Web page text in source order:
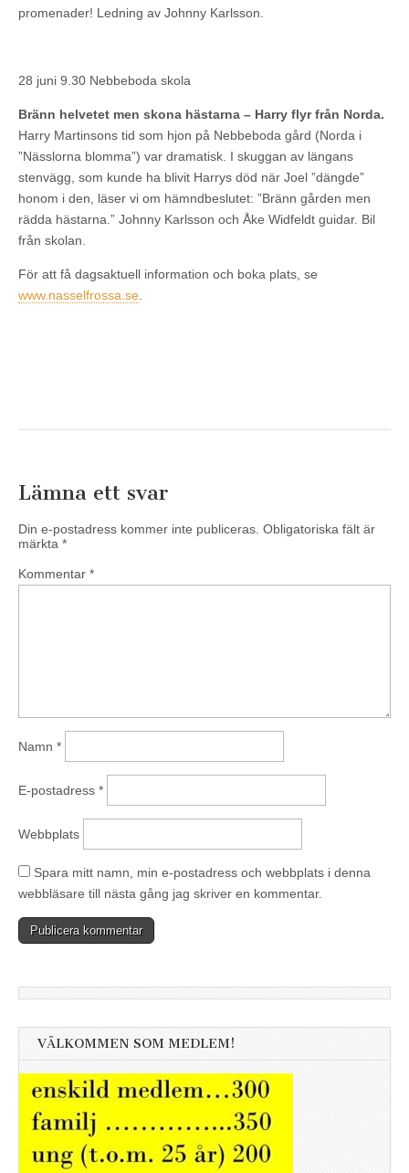
promenader! Ledning av Johnny Karlsson.
28 juni 9.30 Nebbeboda skola
Bränn helvetet men skona hästarna – Harry flyr från Norda.
Harry Martinsons tid som hjon på Nebbeboda gård (Norda i
”Nässlorna blomma”) var dramatisk. I skuggan av längans
stenvägg, som kunde ha blivit Harrys död när Joel ”dängde”
honom i den, läser vi om hämndbeslutet: ”Bränn gården men
rädda hästarna.” Johnny Karlsson och Åke Widfeldt guidar. Bil
från skolan.
För att få dagsaktuell information och boka plats, se
www.nasselfrossa.se
Lämna ett svar
Din e-postadress kommer inte publiceras. Obligatoriska fält är
märkta *
Kommentar *
Namn *
E-postadress *
Webbplats
Spara mitt namn, min e-postadress och webbplats i denna
webbläsare till nästa gång jag skriver en kommentar.
VÄLKOMMEN SOM MEDLEM!